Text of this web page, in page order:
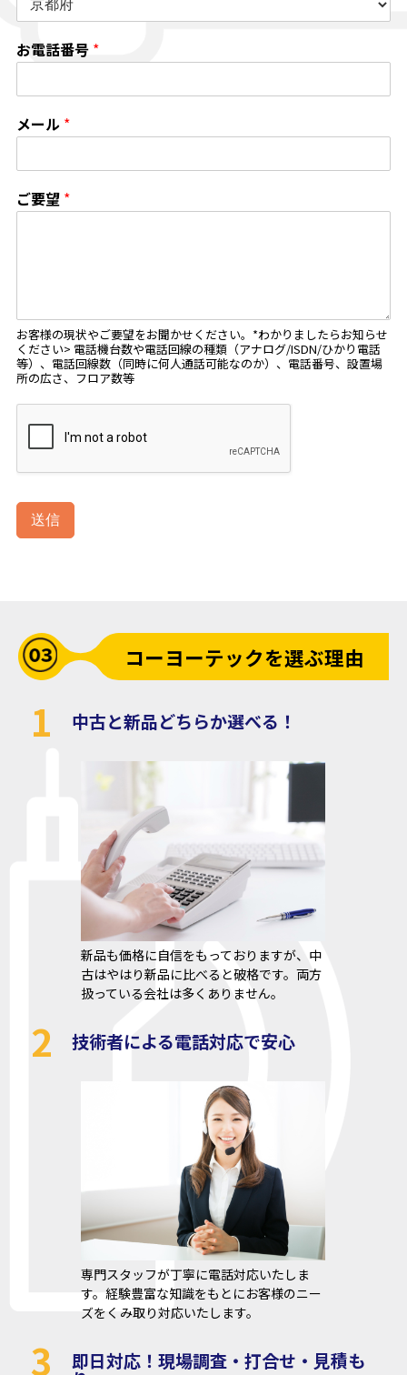
お電話番号 *
メール *
ご要望 *
お客様の現状やご要望をお聞かせください。*わかりましたらお知らせ
ください> 電話機台数や電話回線の種類（アナログ/ISDN/ひかり電話
等）、電話回線数（同時に何人通話可能なのか）、電話番号、設置場
所の広さ、フロア数等
送信
コーヨーテックを選ぶ理由
1 中古と新品どちらか選べる！
新品も価格に自信をもっておりますが、中
古はやはり新品に比べると破格です。両方
扱っている会社は多くありません。
2 技術者による電話対応で安心
専門スタッフが丁寧に電話対応いたしま
す。経験豊富な知識をもとにお客様のニー
ズをくみ取り対応いたします。
3 即日対応！現場調査・打合せ・見積も